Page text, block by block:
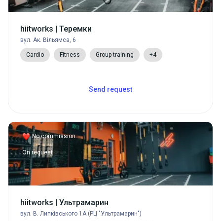
hiitworks | Теремки
вул. Ак. Вільямса, 6
Cardio Fitness Group training +4
Send request
No commission
On request
hiitworks | Ультрамарин
вул. В. Липківського 1А (РЦ "Ультрамарин")